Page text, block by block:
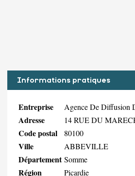
Informations pratiques
Entreprise Agence De Diffusion
Adresse 14 RUE DU
Code postal 80100
Ville ABBEVILLE
Département Somme
Région Picardie